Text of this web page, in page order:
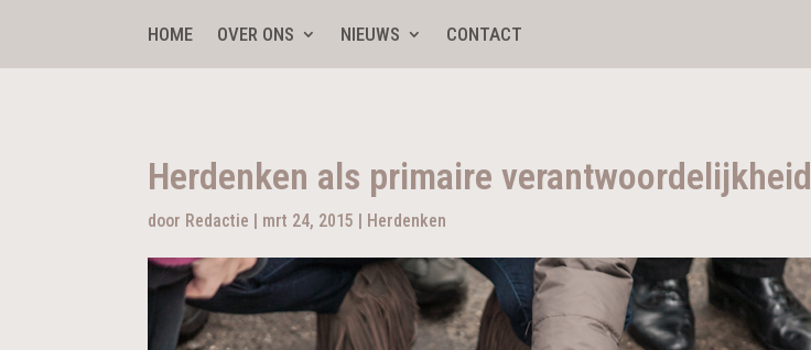
HOME OVER ONS NIEUWS CONTACT
Herdenken als primaire verantwoordelijkheid
door Redactie | mrt 24, 2015 | Herdenken